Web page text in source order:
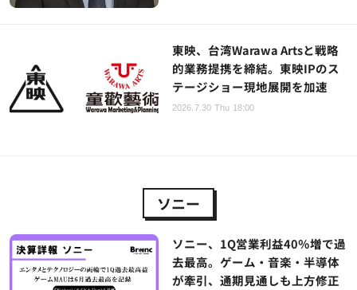
東映、台湾Warawa Artsと戦略
的業務提携を締結。東映IPのス
テージショー現地展開を加速
2026.7.30 Thu 18:00
ソニー
ソニー、1Q営業利益40％増で過
去最高。ゲーム・音楽・半導体
が牽引、通期見通しも上方修正